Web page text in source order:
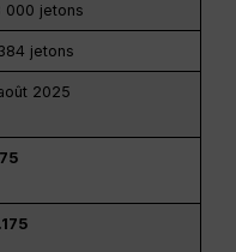
000 jetons
jetons
2025